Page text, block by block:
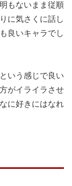
もないまま従順
に気さくに話し
良いキャラでし
いう感じで良い
がイライラさせ
に好きにはなれ